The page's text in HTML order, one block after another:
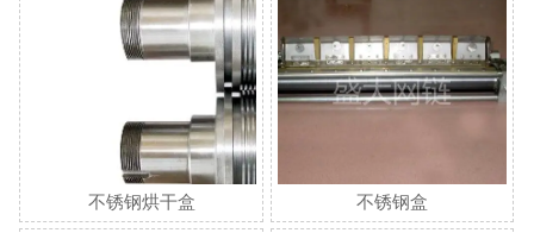
不锈钢烘干盒 不锈钢盒